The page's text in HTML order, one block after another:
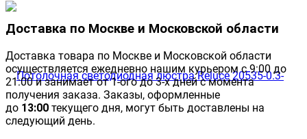
Доставка по Москве и Московской области
Доставка товара по Москве и Московской области
осуществляется ежедневно нашим курьером с 9:00 до
21:00 и занимает от 1-ого до 3-х дней с момента
получения заказа. Заказы, оформленные
до 13:00 текущего дня, могут быть доставлены на
следующий день.